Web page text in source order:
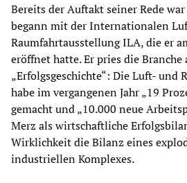
Bereits der Auftakt seiner Rede
begann mit der Internationalen
Raumfahrtausstellung ILA, die er
eröffnet hatte. Er pries die Branche
„Erfolgsgeschichte“: Die Luft- und
habe im vergangenen Jahr „19
gemacht und „10.000 neue
Merz als wirtschaftliche
Wirklichkeit die Bilanz eines
industriellen Komplexes.